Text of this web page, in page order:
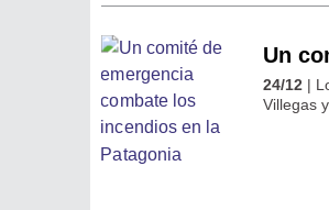
Un
24/12 |
Villegas